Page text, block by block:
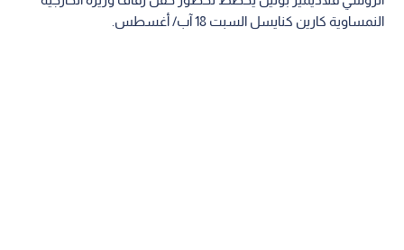
النمساوية كارين كنايسل السبت 18 آب/ أغسطس.